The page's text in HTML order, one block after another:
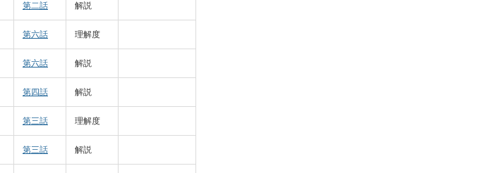
第二話 解説
第六話 理解度
第六話 解説
第四話 解説
第三話 理解度
第三話 解説